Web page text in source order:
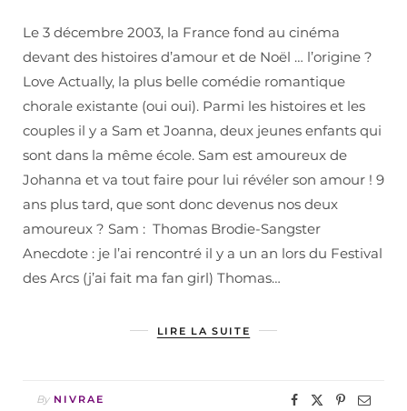
Le 3 décembre 2003, la France fond au cinéma
devant des histoires d’amour et de Noël … l’origine ?
Love Actually, la plus belle comédie romantique
chorale existante (oui oui). Parmi les histoires et les
couples il y a Sam et Joanna, deux jeunes enfants qui
sont dans la même école. Sam est amoureux de
Johanna et va tout faire pour lui révéler son amour ! 9
ans plus tard, que sont donc devenus nos deux
amoureux ? Sam : Thomas Brodie-Sangster
Anecdote : je l’ai rencontré il y a un an lors du Festival
des Arcs (j’ai fait ma fan girl) Thomas…
LIRE LA SUITE
By NIVRAE